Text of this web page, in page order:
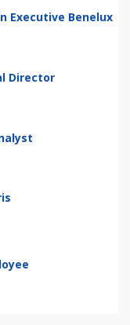
Executive Benelux
Director